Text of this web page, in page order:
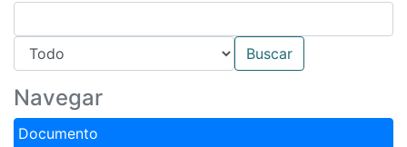
Navegar
Documento